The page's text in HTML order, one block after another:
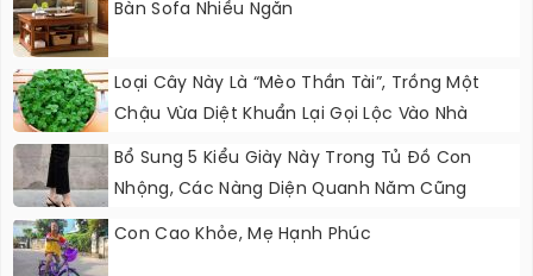
Bàn Sofa Nhiều Ngăn
Loại Cây Này Là “mèo Thần Tài”, Trồng Một
Chậu Vừa Diệt Khuẩn Lại Gọi Lộc Vào Nhà
Bổ Sung 5 Kiểu Giày Này Trong Tủ Đồ Con
Nhộng, Các Nàng Diện Quanh Năm Cũng
Không Lo Lỗi Thời
Con Cao Khỏe, Mẹ Hạnh Phúc